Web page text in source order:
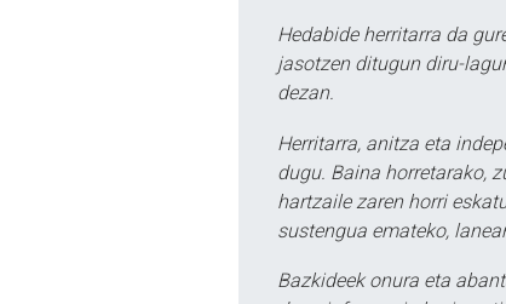
Hedabide herritarra da
jasotzen ditugun diru-
dezan.
Herritarra, anitza eta
dugu. Baina horretarako,
hartzaile zaren horri
sustengua emateko,
Bazkideek onura eta